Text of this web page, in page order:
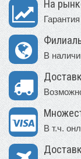
На
В
В т.ч.